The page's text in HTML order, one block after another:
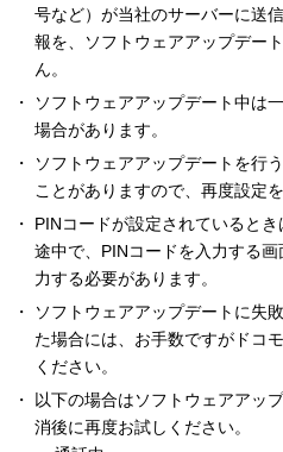
号など）が当社のサーバーに送
報を、ソフトウェアアップデー
ん。
ソフトウェアアップデート中は
場合があります。
ソフトウェアアップデートを行
ことがありますので、再度設定
PINコードが設定されていると
途中で、PINコードを入力する
力する必要があります。
ソフトウェアアップデートに失
た場合には、お手数ですがドコ
ください。
以下の場合はソフトウェアアッ
消後に再度お試しください。